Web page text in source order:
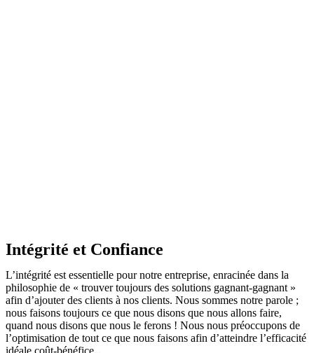
Intégrité et Confiance
L’intégrité est essentielle pour notre entreprise, enracinée dans la
philosophie de « trouver toujours des solutions gagnant-gagnant »
afin d’ajouter des clients à nos clients. Nous sommes notre parole ;
nous faisons toujours ce que nous disons que nous allons faire,
quand nous disons que nous le ferons ! Nous nous préoccupons de
l’optimisation de tout ce que nous faisons afin d’atteindre l’efficacité